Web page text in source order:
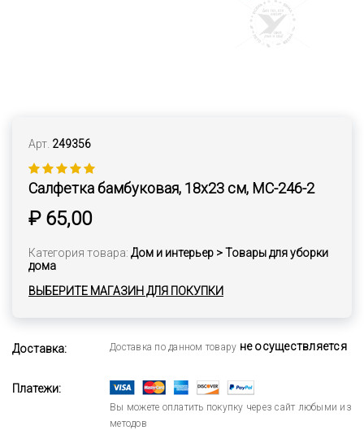
Арт. 249356
Салфетка бамбуковая, 18х23 см, MC-246-2
₽ 65,00
Категория товара: Дом и интерьер > Товары для уборки
дома
ВЫБЕРИТЕ МАГАЗИН ДЛЯ ПОКУПКИ
Доставка: Доставка по данном товару не осуществляется
Платежи:
Вы можете оплатить покупку через сайт любыми из
методов